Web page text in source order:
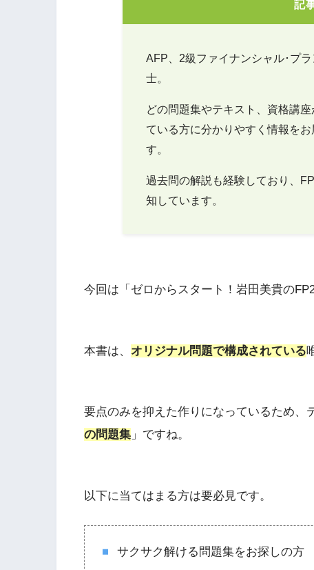
記
AFP、2級ファイナンシャル･プ
士。
どの問題集やテキスト、資格講
ている方に分かりやすく情報をお
す。
過去問の解説も経験しており、
知しています。
今回は「ゼロからスタート！岩田美貴の
本書は、 オリジナル問題で構成されている
要点のみを抑えた作りになっているため、
の問題集 」ですね。
以下に当てはまる方は要必見です。
サクサク解ける問題集をお探しの方